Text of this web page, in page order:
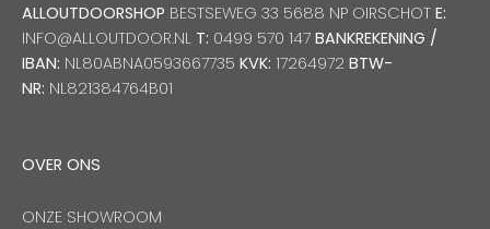
ALLOUTDOORSHOP BESTSEWEG 33 5688 NP OIRSCHOT E:
INFO@ALLOUTDOOR.NL T: 0499 570 147 BANKREKENING /
IBAN: NL80ABNA0593667735 KVK: 17264972 BTW-
NR: NL821384764B01
OVER ONS
ONZE SHOWROOM